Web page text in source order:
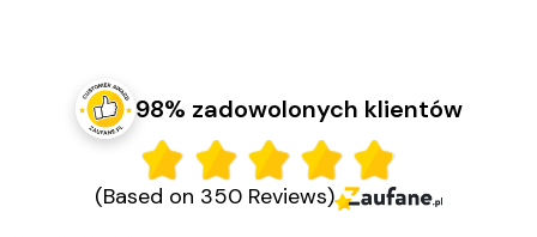
98% zadowolonych klientów
(Based on 350 Reviews)